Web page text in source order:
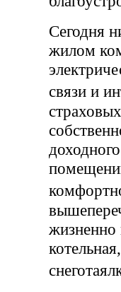
Сегодня
жилом
связи и
жизненно